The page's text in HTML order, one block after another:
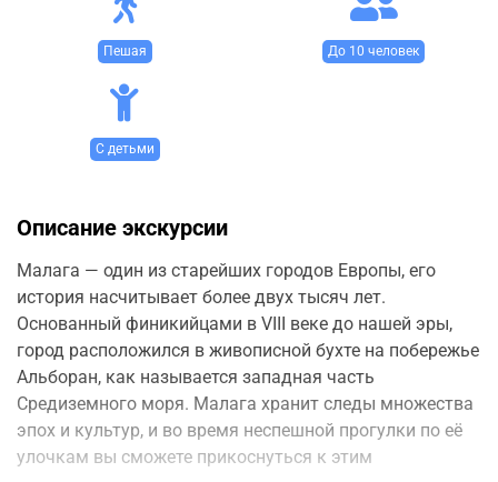
Пешая До 10 человек
С детьми
Описание экскурсии
Малага — один из старейших городов Европы, его
история насчитывает более двух тысяч лет.
Основанный финикийцами в VIII веке до нашей эры,
город расположился в живописной бухте на побережье
Альборан, как называется западная часть
Средиземного моря. Малага хранит следы множества
эпох и культур, и во время неспешной прогулки по её
улочкам вы сможете прикоснуться к этим